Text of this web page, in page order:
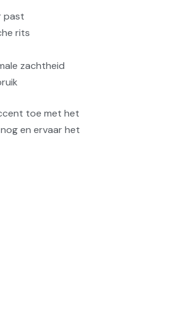
past
rits
zachtheid
toe met het
en ervaar het